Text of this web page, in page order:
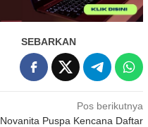
SEBARKAN
Pos berikutnya
Novanita Puspa Kencana Daftar